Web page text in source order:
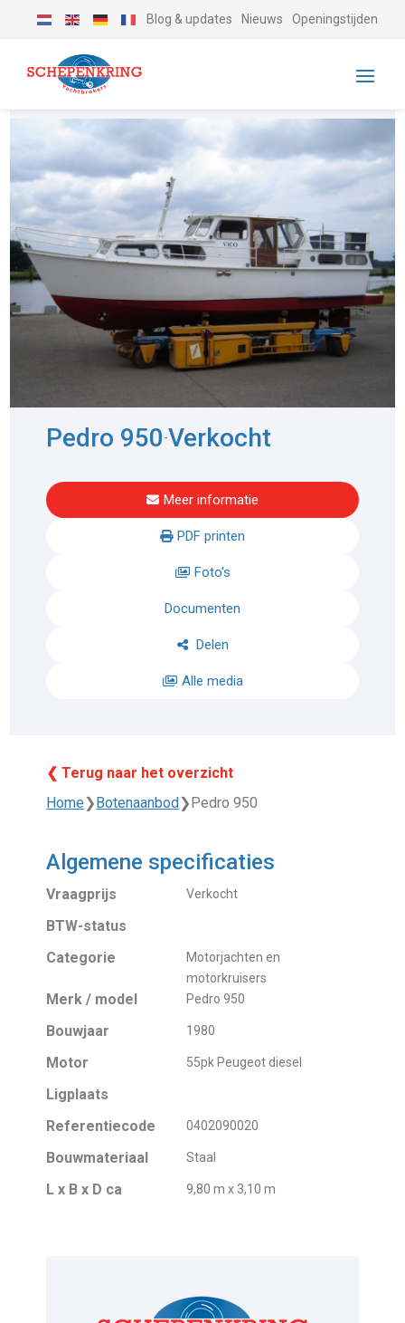
Blog & updates Nieuws Openingstijden
Pedro 950-Verkocht
Meer informatie
PDF printen
Foto's
Documenten
Delen
Alle media
❮ Terug naar het overzicht
Home❯ Botenaanbod ❯ Pedro 950
Algemene specificaties
Vraagprijs Verkocht
BTW-status
Categorie
Motorjachten en
motorkruisers
Merk / model Pedro 950
Bouwjaar 1980
Motor 55pk Peugeot diesel
Ligplaats
Referentiecode
0402090020
Bouwmateriaal Staal
L x B x D ca 9,80 m x 3,10 m